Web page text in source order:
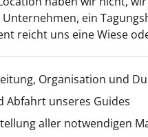
Unternehmen, ein
reicht uns eine Wiese
Organisation und
Abfahrt unseres Guides
aller notwendigen